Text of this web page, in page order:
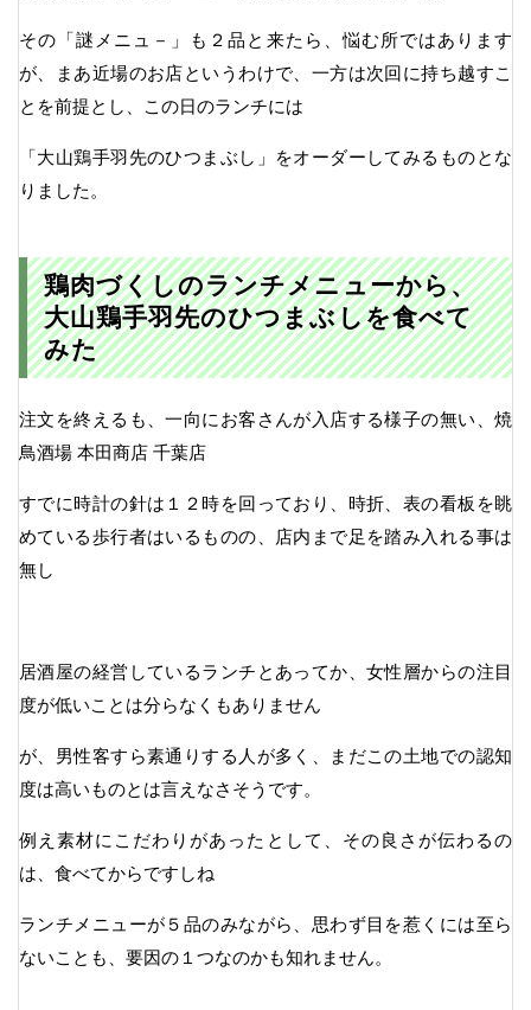
その「謎メニュ－」も２品と来たら、悩む所ではあります
が、まあ近場のお店というわけで、一方は次回に持ち越すこ
とを前提とし、この日のランチには
「大山鶏手羽先のひつまぶし」をオーダーしてみるものとな
りました。
鶏肉づくしのランチメニューから、
大山鶏手羽先のひつまぶしを食べて
みた
注文を終えるも、一向にお客さんが入店する様子の無い、焼
鳥酒場 本田商店 千葉店
すでに時計の針は１２時を回っており、時折、表の看板を眺
めている歩行者はいるものの、店内まで足を踏み入れる事は
無し
居酒屋の経営しているランチとあってか、女性層からの注目
度が低いことは分らなくもありません
が、男性客すら素通りする人が多く、まだこの土地での認知
度は高いものとは言えなさそうです。
例え素材にこだわりがあったとして、その良さが伝わるの
は、食べてからですしね
ランチメニューが５品のみながら、思わず目を惹くには至ら
ないことも、要因の１つなのかも知れません。